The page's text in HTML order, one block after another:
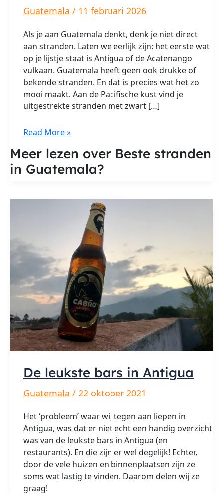
Guatemala / 11 februari 2026
Als je aan Guatemala denkt, denk je niet direct
aan stranden. Laten we eerlijk zijn: het eerste wat
op je lijstje staat is Antigua of de Acatenango
vulkaan. Guatemala heeft geen ook drukke of
bekende stranden. En dat is precies wat het zo
mooi maakt. Aan de Pacifische kust vind je
uitgestrekte stranden met zwart […]
Beste
in
Guatemala
Read More »
Meer lezen over Beste stranden
in Guatemala?
De leukste bars in Antigua
Guatemala / 22 oktober 2021
Het ‘probleem’ waar wij tegen aan liepen in
Antigua, was dat er niet echt een handig overzicht
was van de leukste bars in Antigua (en
restaurants). En die zijn er wel degelijk! Echter,
door de vele huizen en binnenplaatsen zijn ze
soms wat lastig te vinden. Daarom delen wij ze
graag!